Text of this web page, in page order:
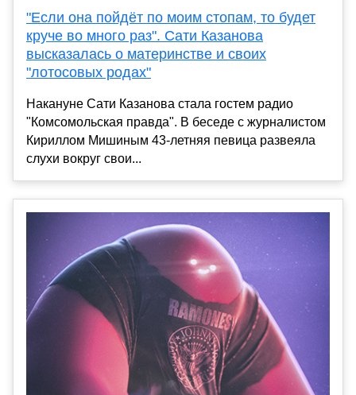
"Если она пойдёт по моим стопам, то будет
круче во много раз". Сати Казанова
высказалась о материнстве и своих
"лотосовых родах"
Накануне Сати Казанова стала гостем радио
"Комсомольская правда". В беседе с журналистом
Кириллом Мишиным 43-летняя певица развеяла
слухи вокруг свои...